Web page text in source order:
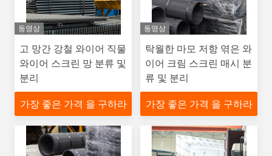
동영상
고 망간 강철 와이어 직물
와이어 스크린 망 분류 및
분리
가장 좋은 가격 을 구하라
동영상
탁월한 마모 저항 엮은 와
이어 크림 스크린 매시 분
류 및 분리
가장 좋은 가격 을 구하라